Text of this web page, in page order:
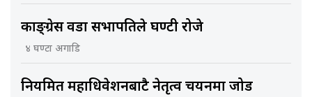
काङ्ग्रेस वडा सभापतिले घण्टी रोजे
४ घण्टा अगाडि
नियमित महाधिवेशनबाटै नेतृत्व चयनमा जोड